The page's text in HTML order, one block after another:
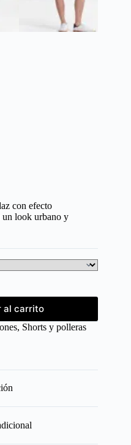
con efecto
un look urbano y
al carrito
, Shorts y polleras